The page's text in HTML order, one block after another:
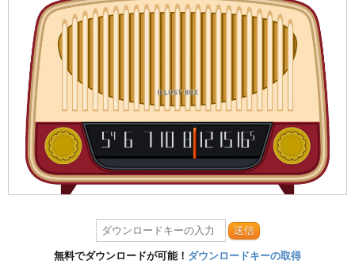
送信
無料でダウンロードが可能！ ダウンロードキーの取得